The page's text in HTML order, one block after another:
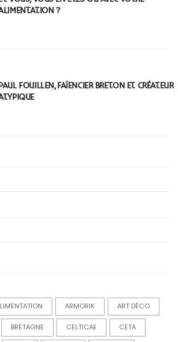
?
FOUILLEN, FAÏENCIER BRETON ET CRÉATEUR
ARMORIK ART DÉCO
BRETAGNE CELTICAE CETA